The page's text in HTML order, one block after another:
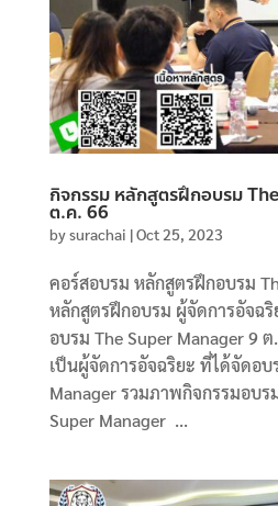
กิจกรรม หลักสูตรฝึกอบรม
ต.ค. 66
bysurachai |Oct 25, 2023
คอร์สอบรม หลักสูตรฝึกอบรม
หลักสูตรฝึกอบรม ผู้จัดการอัจฉ
อบรม The Super Manager 9
เป็นผู้จัดการอัจฉริยะ ที่ได้จัดอบ
Manager รวมภาพกิจกรรมอบ
Super Manager ...